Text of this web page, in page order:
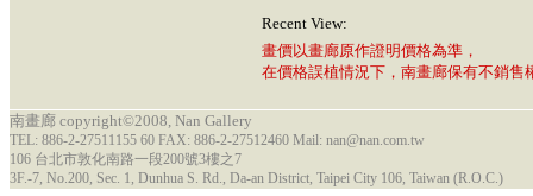
Recent View:
畫價以畫廊原作證明價格為準，
在價格誤植情況下，南畫廊保有不銷售
南畫廊 copyright©2008, Nan Gallery
TEL: 886-2-27511155 60 FAX: 886-2-27512460 Mail: nan@nan.com.tw
106 台北市敦化南路一段200號3樓之7
3F.-7, No.200, Sec. 1, Dunhua S. Rd., Da-an District, Taipei City 106, Taiwan (R.O.C.)